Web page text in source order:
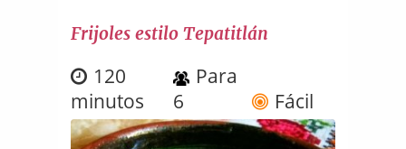
Frijoles estilo Tepatitlán
120
minutos
Para
6
Fácil